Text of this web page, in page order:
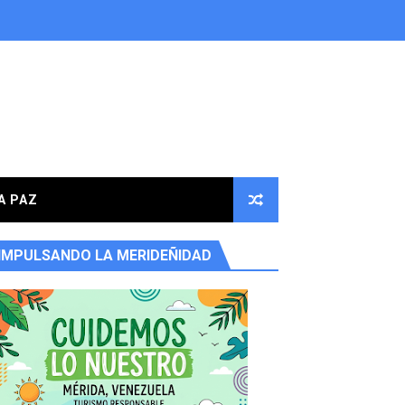
en la parroquia Osuna Rodríguez
PAZ
IMPULSANDO LA MERIDEÑIDAD